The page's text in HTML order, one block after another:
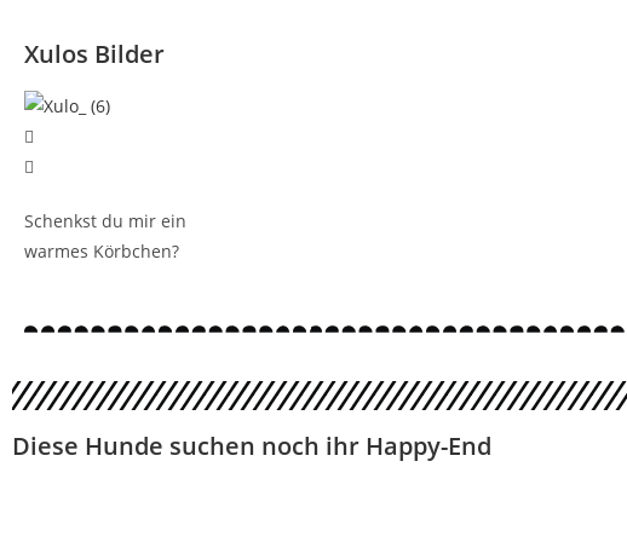
Xulos Bilder
Schenkst du mir ein
warmes Körbchen?
Diese Hunde suchen noch ihr Happy-End